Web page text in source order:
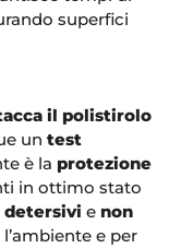
superfici
il polistirolo
un test
è la protezione
in ottimo stato
detersivi e non
e per